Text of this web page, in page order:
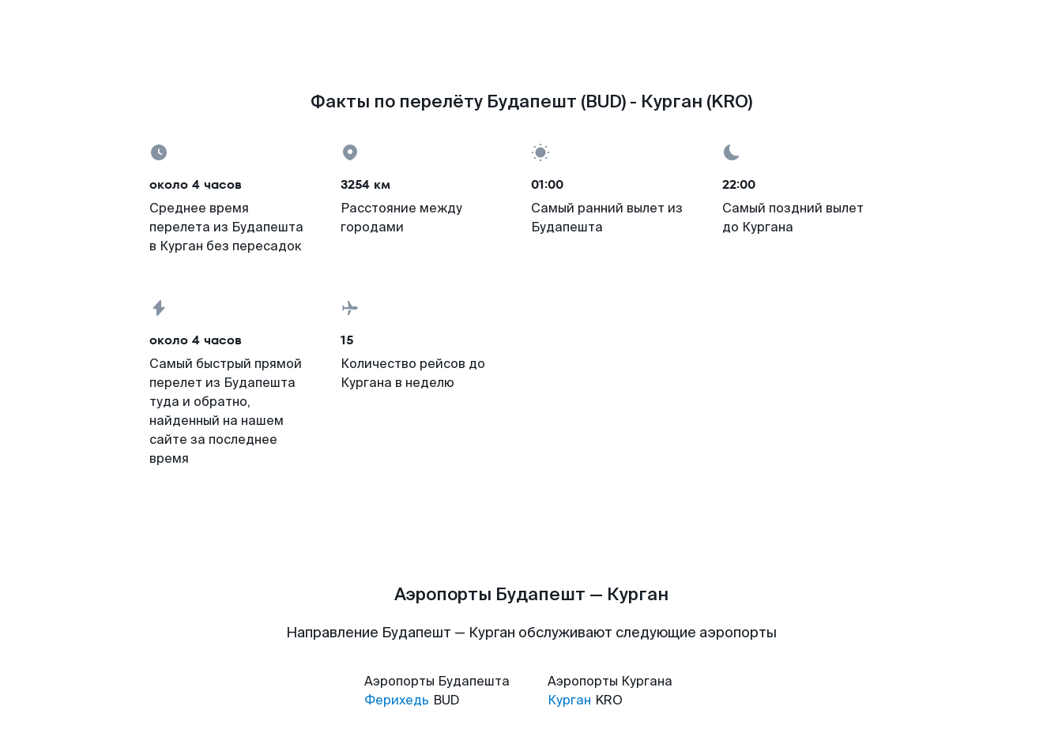
Факты по перелёту Будапешт (BUD) - Курган (KRO)
около 4 часов
Среднее время
перелета из Будапешта
в Курган без пересадок
3254 км
Расстояние между
городами
01:00
Самый ранний вылет из
Будапешта
22:00
Самый поздний вылет
до Кургана
около 4 часов
Самый быстрый прямой
перелет из Будапешта
туда и обратно,
найденный на нашем
сайте за последнее
время
15
Количество рейсов до
Кургана в неделю
Аэропорты Будапешт — Курган
Направление Будапешт — Курган обслуживают следующие аэропорты
Аэропорты Будапешта
Ферихедь BUD
Аэропорты Кургана
Курган KRO